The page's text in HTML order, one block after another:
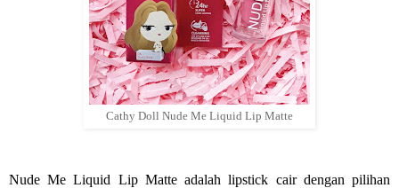
Cathy Doll Nude Me Liquid Lip Matte
Nude Me Liquid Lip Matte adalah lipstick cair dengan pilihan